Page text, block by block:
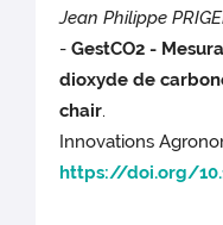
Jean Philippe
-GestCO2 -
dioxyde de
chair.
Innovations
https://doi.org/